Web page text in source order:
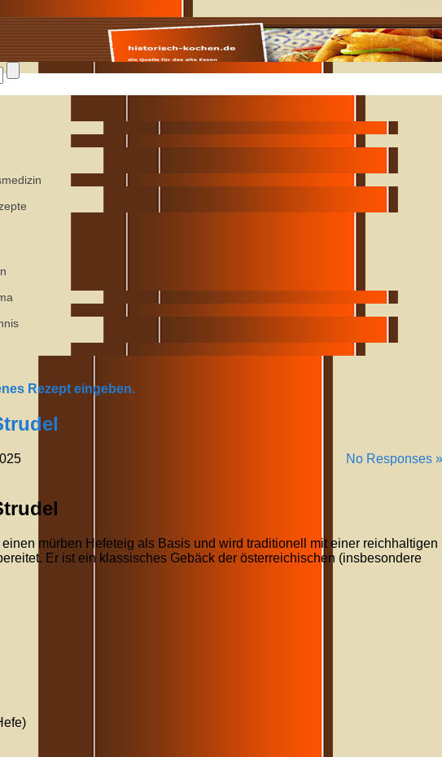
Rezept eingeben.
No Responses »
mürben Hefeteig als Basis und wird traditionell mit einer reichhaltigen
Er ist ein klassisches Gebäck der österreichischen (insbesondere